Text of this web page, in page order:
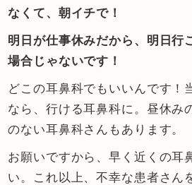
なくて、朝イチで！
明日が仕事休みだから、明日行
場合じゃないです！
どこの耳鼻科でもいいんです！
なら、行ける耳鼻科に。昼休み
のない耳鼻科さんもあります。
お願いですから、早く近くの耳
い。これ以上、不幸な患者さん